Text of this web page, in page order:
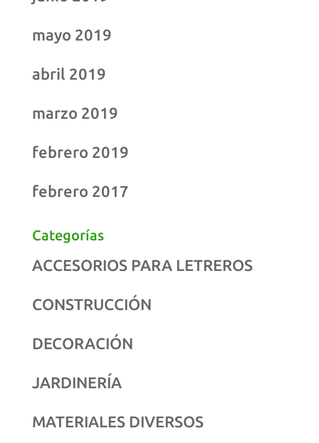
mayo 2019
abril 2019
marzo 2019
febrero 2019
febrero 2017
Categorías
ACCESORIOS PARA LETREROS
CONSTRUCCIÓN
DECORACIÓN
JARDINERÍA
MATERIALES DIVERSOS